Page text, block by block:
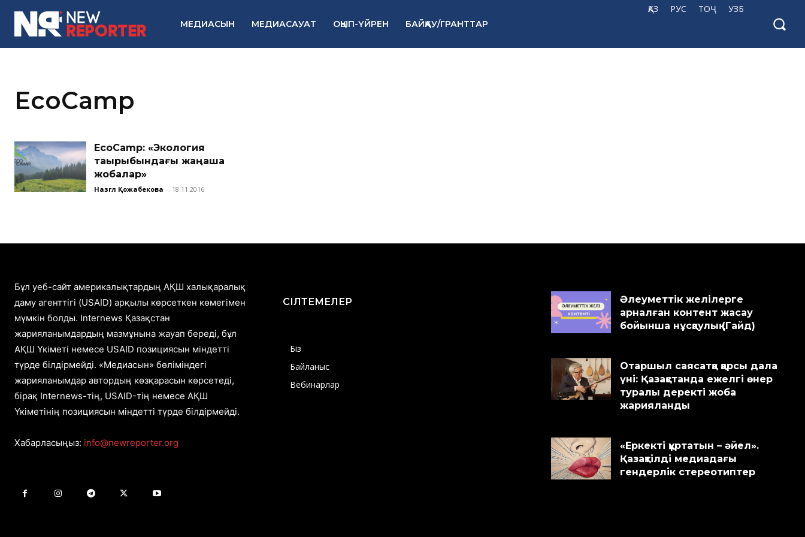
ҚАЗ РУС ТОҶ УЗБ
МЕДИАСЫН МЕДИАСАУАТ ОҚЫП-ҮЙРЕН БАЙҚАУ/ГРАНТТАР
EcoCamp
EcoCamp: «Экология
тақырыбындағы жаңаша
жобалар»
Назгүл Қожабекова - 18.11.2016
Бұл уеб-сайт америкалықтардың АҚШ халықаралық
даму агенттігі (USAID) арқылы көрсеткен көмегімен
мүмкін болды. Internews Қазақстан
жарияланымдардың мазмұнына жауап береді, бұл
АҚШ Үкіметі немесе USAID позициясын міндетті
түрде білдірмейді. «Медиасын» бөліміндегі
жарияланымдар автордың көзқарасын көрсетеді,
бірақ Internews-тің, USAID-тің немесе АҚШ
Үкіметінің позициясын міндетті түрде білдірмейді.
Хабарласыңыз: info@newreporter.org
СІЛТЕМЕЛЕР
Біз
Байланыс
Вебинарлар
Әлеуметтік желілерге
арналған контент жасау
бойынша нұсқаулық (Гайд)
Отаршыл саясатқа қарсы дала
үні: Қазақстанда ежелгі өнер
туралы деректі жоба
жарияланды
«Еркекті құртатын – әйел».
Қазақтілді медиадағы
гендерлік стереотиптер